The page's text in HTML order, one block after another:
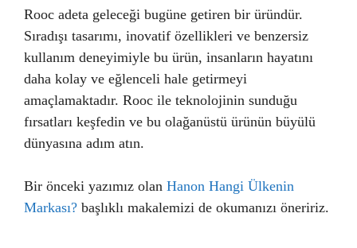
Rooc adeta geleceği bugüne getiren bir üründür.
Sıradışı tasarımı, inovatif özellikleri ve benzersiz
kullanım deneyimiyle bu ürün, insanların hayatını
daha kolay ve eğlenceli hale getirmeyi
amaçlamaktadır. Rooc ile teknolojinin sunduğu
fırsatları keşfedin ve bu olağanüstü ürünün büyülü
dünyasına adım atın.
Bir önceki yazımız olan Hanon Hangi Ülkenin
Markası? başlıklı makalemizi de okumanızı öneririz.